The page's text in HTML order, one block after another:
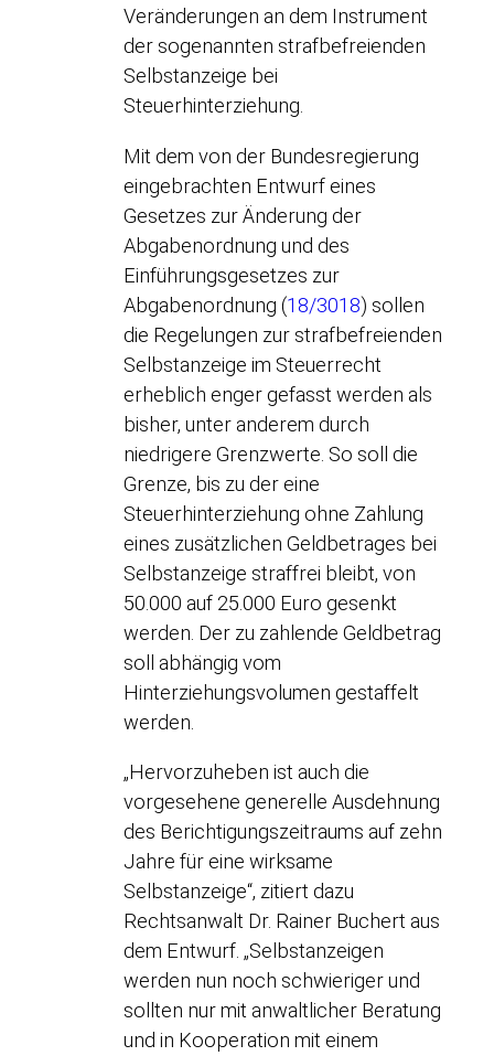
Veränderungen an dem Instrument
der sogenannten strafbefreienden
Selbstanzeige bei
Steuerhinterziehung.
Mit dem von der Bundesregierung
eingebrachten Entwurf eines
Gesetzes zur Änderung der
Abgabenordnung und des
Einführungsgesetzes zur
Abgabenordnung (18/3018) sollen
die Regelungen zur strafbefreienden
Selbstanzeige im Steuerrecht
erheblich enger gefasst werden als
bisher, unter anderem durch
niedrigere Grenzwerte. So soll die
Grenze, bis zu der eine
Steuerhinterziehung ohne Zahlung
eines zusätzlichen Geldbetrages bei
Selbstanzeige straffrei bleibt, von
50.000 auf 25.000 Euro gesenkt
werden. Der zu zahlende Geldbetrag
soll abhängig vom
Hinterziehungsvolumen gestaffelt
werden.
„Hervorzuheben ist auch die
vorgesehene generelle Ausdehnung
des Berichtigungszeitraums auf zehn
Jahre für eine wirksame
Selbstanzeige“, zitiert dazu
Rechtsanwalt Dr. Rainer Buchert aus
dem Entwurf. „Selbstanzeigen
werden nun noch schwieriger und
sollten nur mit anwaltlicher Beratung
und in Kooperation mit einem